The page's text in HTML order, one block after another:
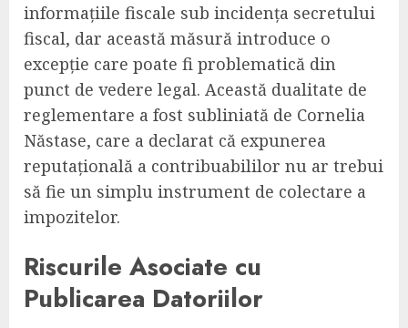
informațiile fiscale sub incidența secretului
fiscal, dar această măsură introduce o
excepție care poate fi problematică din
punct de vedere legal. Această dualitate de
reglementare a fost subliniată de Cornelia
Năstase, care a declarat că expunerea
reputațională a contribuabililor nu ar trebui
să fie un simplu instrument de colectare a
impozitelor.
Riscurile Asociate cu
Publicarea Datoriilor